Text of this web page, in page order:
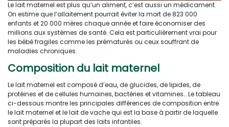
Le lait maternel est plus qu’un aliment, c’est aussi un médicament.
On estime que l’allaitement pourrait éviter la mort de 823 000
enfants et 20 000 mères chaque année et faire économiser des
millions aux systèmes de santé. Cela est particulièrement vrai pour
les bébé fragiles comme les prématurés ou ceux souffrant de
maladies chroniques.
Composition du lait maternel
Le lait maternel est composé d’eau, de glucides, de lipides, de
protéines et de cellules humaines, bactéries et vitamines… Le tableau
ci-dessous montre les principales différences de composition entre
le lait maternel et le lait de vache qui est la base à partir de laquelle
sont préparés la plupart des laits infantiles.